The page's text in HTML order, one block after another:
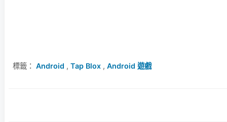
標籤： Android , Tap Blox , Android 遊戲